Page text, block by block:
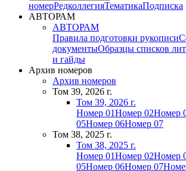
номерРедколлегияТематикаПодписка
АВТОРАМ
АВТОРАМ
Правила подготовки рукописи
документыОбразцы списков
и гайды
Архив номеров
Архив номеров
Том 39, 2026 г.
Том 39, 2026 г.
Номер 01Номер 02Номер
05Номер 06Номер 07
Том 38, 2025 г.
Том 38, 2025 г.
Номер 01Номер 02Номер
05Номер 06Номер 07